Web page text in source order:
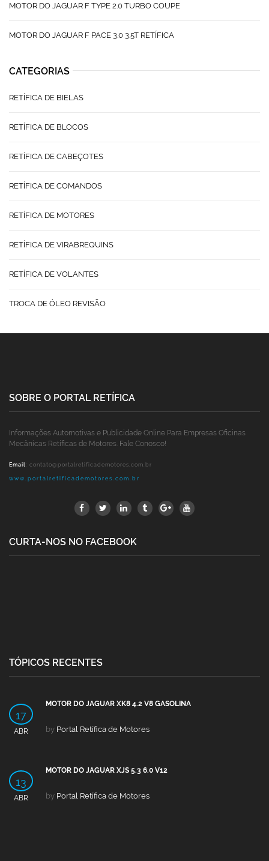
MOTOR DO JAGUAR F TYPE 2.0 TURBO COUPE
MOTOR DO JAGUAR F PACE 3.0 3.5T RETÍFICA
CATEGORIAS
RETÍFICA DE BIELAS
RETÍFICA DE BLOCOS
RETÍFICA DE CABEÇOTES
RETÍFICA DE COMANDOS
RETÍFICA DE MOTORES
RETÍFICA DE VIRABREQUINS
RETÍFICA DE VOLANTES
TROCA DE ÓLEO REVISÃO
SOBRE O PORTAL RETÍFICA
Informações Automotivas e Publicidade Online Para Empresas Oficinas
Mecânicas Retíficas de Motores. Fale Conosco!
Email : contato@portalretificademotores.com.br
www.portalretificademotores.com.br
CURTA-NOS NO FACEBOOK
TÓPICOS RECENTES
17
ABR
MOTOR DO JAGUAR XK8 4.2 V8 GASOLINA
by Portal Retífica de Motores
13
ABR
MOTOR DO JAGUAR XJS 5.3 6.0 V12
by Portal Retífica de Motores